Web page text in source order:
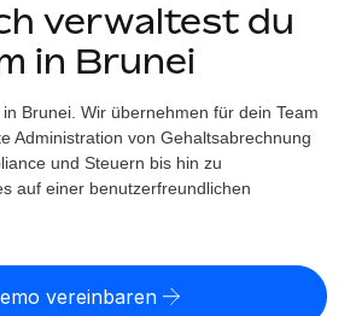
Payroll
Record
ohne Kosten für Niederlassungen
Record
weltweite Arbeit mit Freelancer:innen
Unterstützung bei der Einstellung
in allen US-Bundesstaaten
berechnen
verwaltest du
in Brunei
Brunei. Wir übernehmen für dein Team
Administration von Gehaltsabrechnung
und Steuern bis hin zu
auf einer benutzerfreundlichen
vereinbaren